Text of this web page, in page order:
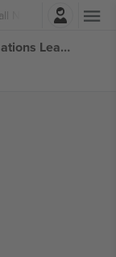
Nations League
Canada vs Japan Women's Volleyball Nations League εισιτήρια